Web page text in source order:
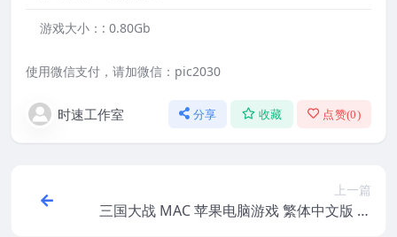
游戏大小：: 0.80Gb
使用微信支付，请加微信：pic2030
时速工作室 分享 收藏 点赞(0)
上一篇
三国大战 MAC 苹果电脑游戏 繁体中文版 支